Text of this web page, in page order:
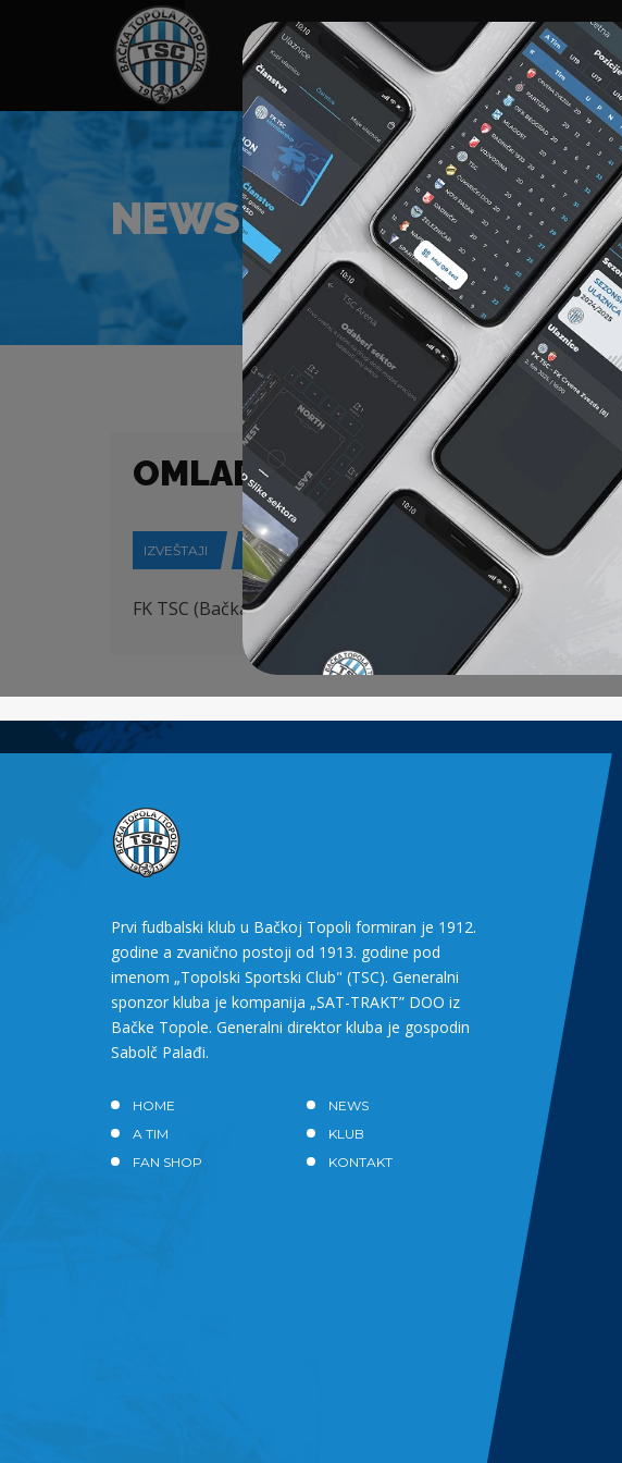
HOME SPONZORI NEWS GALERIJE A TIM
NEWS
OMLADINCI –
IZVEŠTAJI 03-09-2017
FK TSC (Bačka Topola) – FK Krila Krajine (Bačka Palanka) 3-1
Prvi fudbalski klub u Bačkoj Topoli formiran je 1912.
godine a zvanično postoji od 1913. godine pod
imenom „Topolski Sportski Club" (TSC). Generalni
sponzor kluba je kompanija „SAT-TRAKT” DOO iz
Bačke Topole. Generalni direktor kluba je gospodin
Sabolč Palađi.
HOME
NEWS
A TIM
KLUB
FAN SHOP
KONTAKT